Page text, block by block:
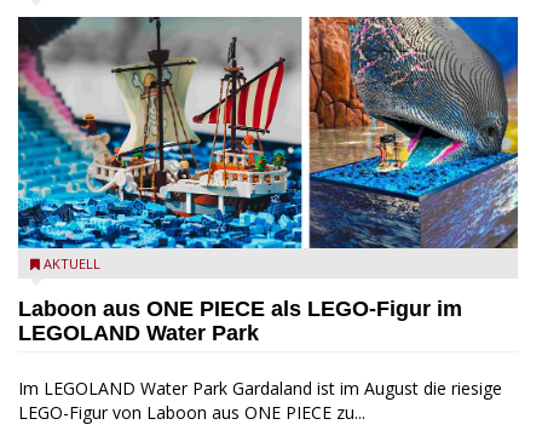
Laboon aus ONE PIECE als LEGO-Figur im LEGOLAND Water
AKTUELL
Laboon aus ONE PIECE als LEGO-Figur im
LEGOLAND Water Park
Im LEGOLAND Water Park Gardaland ist im August die riesige
LEGO-Figur von Laboon aus ONE PIECE zu...